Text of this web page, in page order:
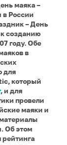
маяка –
в России
– День
созданию
году. Обе
в
для
который
, и для
провели
маяки и
Об этом
рейтинга